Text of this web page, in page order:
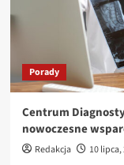
Porady
Centrum
nowoczesne
Redakcja 10 lipca,